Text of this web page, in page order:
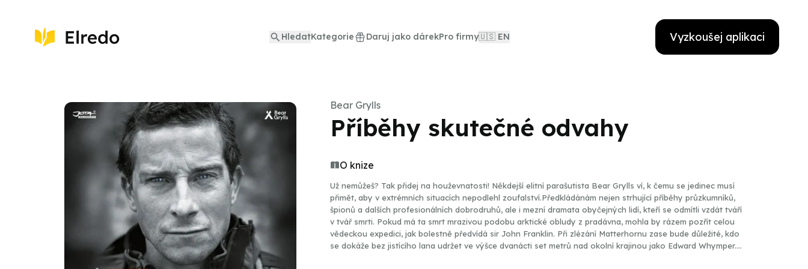
HledatKategorie Daruj jako dárekPro firmy🇺🇸 EN Vyzkoušej aplikaci
Bear Grylls
Příběhy skutečné odvahy
O knize
Už nemůžeš? Tak přidej na houževnatosti! Někdejší elitní parašutista Bear Grylls ví, k čemu se jedinec musí
přimět, aby v extrémních situacích nepodlehl zoufalství.Předkládánám nejen strhující příběhy průzkumníků,
špionů a dalších profesionálních dobrodruhů, ale i mezní dramata obyčejných lidí, kteří se odmítli vzdát tváří
v tvář smrti. Pokud má ta smrt mrazivou podobu arktické obludy z pradávna, mohla by rázem pozřít celou
vědeckou expedici, jak bolestně předvídá sir John Franklin. Při zlézání Matterhornu zase bude důležité, kdo
se dokáže bez jistícího lana udržet ve výšce dvanácti set metrů nad okolní krajinou jako Edward Whymper.